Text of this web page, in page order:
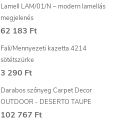
Lamell LAM/01/N – modern lamellás
megjelenés
62 183 Ft
Fali/Mennyezeti kazetta 4214
sötétszürke
3 290 Ft
Darabos szőnyeg Carpet Decor
OUTDOOR - DESERTO TAUPE
102 767 Ft